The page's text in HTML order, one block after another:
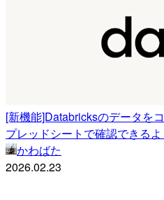
[新機能]Databricksのデータを
プレッドシートで確認できる
かわばた
2026.02.23